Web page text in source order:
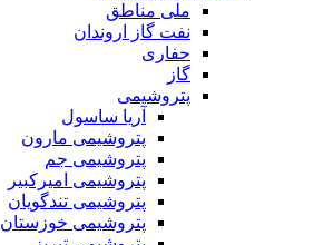
ملی مناطق
نفت گاز اروندان
حفاری
گاز
پتروشیمی
آریا ساسول
پتروشیمی مارون
پتروشیمی جم
پتروشیمی امیرکبیر
پتروشیمی تندگویان
پتروشیمی خوزستان